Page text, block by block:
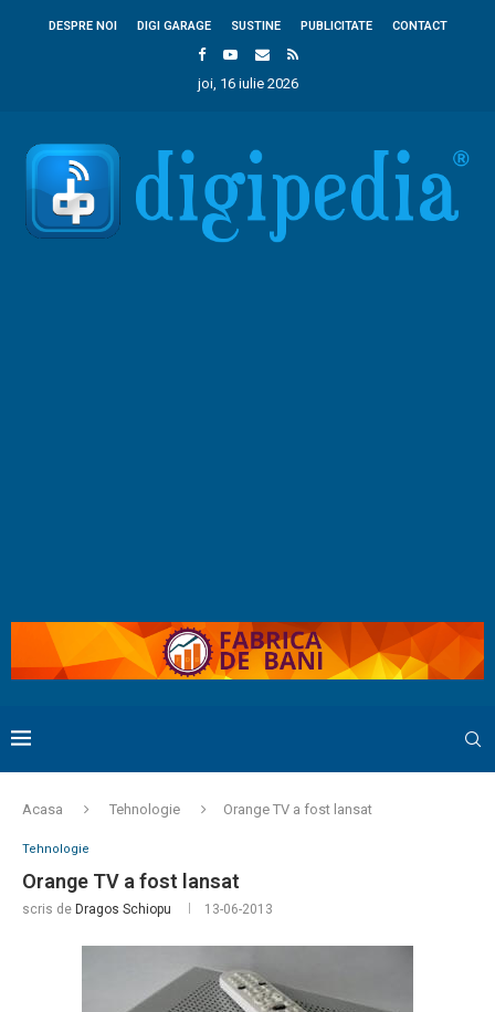
DESPRE NOI DIGI GARAGE SUSTINE PUBLICITATE CONTACT
joi, 16 iulie 2026
Acasa Tehnologie Orange TV a fost lansat
Tehnologie
Orange TV a fost lansat
scris de Dragos Schiopu 13-06-2013